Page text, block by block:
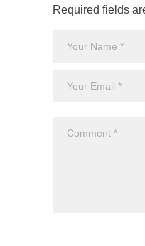
Required fields